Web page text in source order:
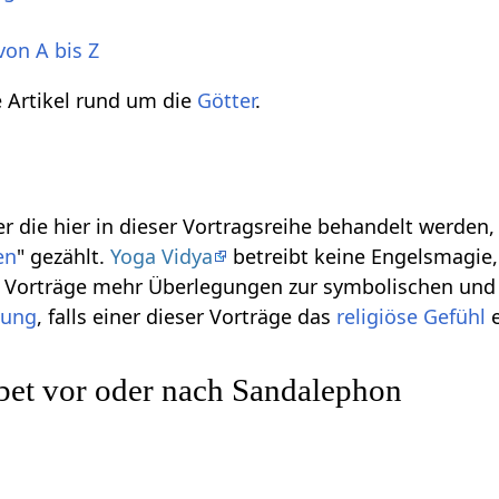
A bis Z
Artikel rund um die Götter.
die hier in dieser Vortragsreihe behandelt
" gezählt.Yoga Vidya
betreibt keine
mehr Überlegungen zur symbolischen
, falls einer dieser Vorträge das religiöse Gefühl
vor oder nach Sandalephon